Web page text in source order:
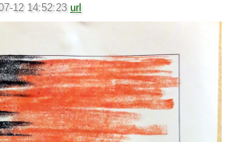
12 14:52:23 url